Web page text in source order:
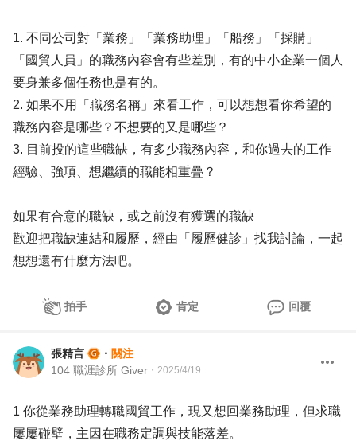
1. 不同公司對「業務」「業務助理」「船務」「採購」
「國貿人員」的職務內容會有些差別，有的中小企業一個人
要身兼多個任務也是有的。
2. 如果不用「職務名稱」來看工作，可以想想看你希望的
職務內容是哪些？不想要的又是哪些？
3. 目前投的這些職缺，有多少職務內容，和你過去的工作
經驗、強項、想繼續的職能相重疊？
如果有合意的職缺，或之前沒有獲選的職缺
歡迎把職缺連結和履歷，經由「履歷健診」找我討論，一起
想想還有什麼方法吧。
拍手 肯定 回覆
張精言 ・ 關注
104 職涯診所 Giver ・ 2025/4/19
1 你從業務助理轉職國貿工作，現又想回業務助理，但求職
屢屢碰壁，主因在職務定調與技能落差。